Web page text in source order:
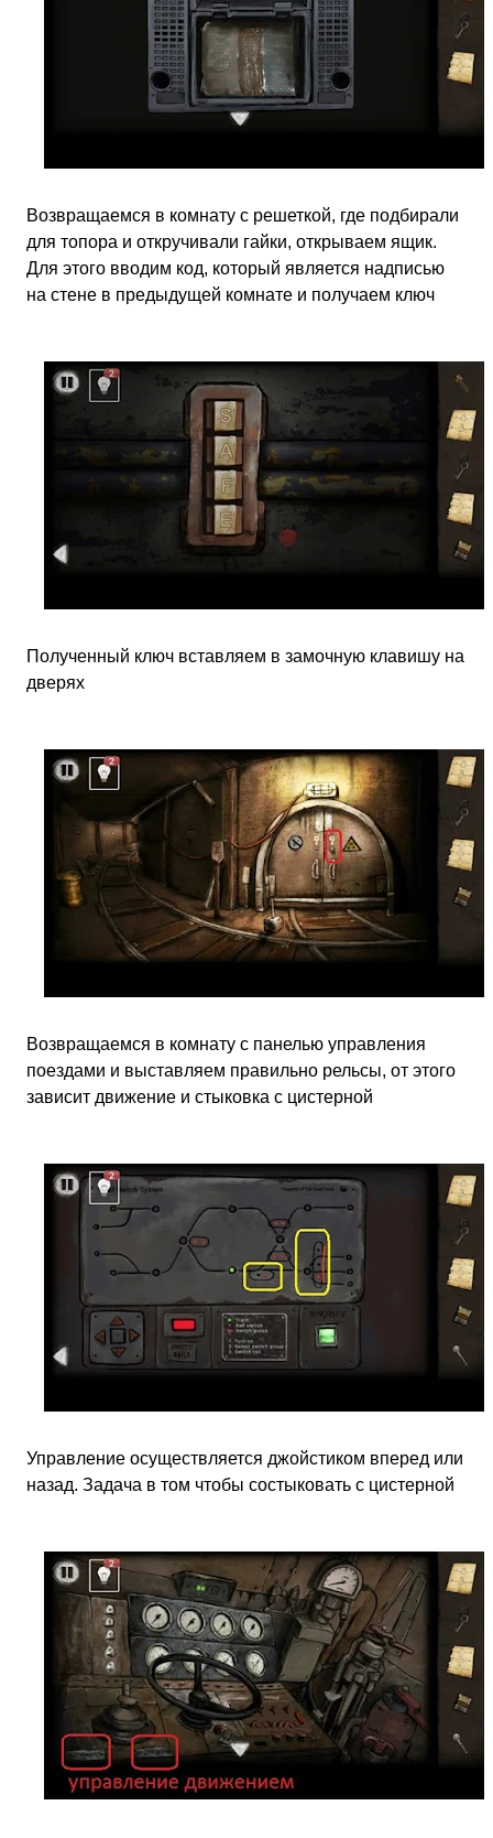
Возвращаемся в комнату с решеткой, где подбирали
для топора и откручивали гайки, открываем ящик.
Для этого вводим код, который является надписью
на стене в предыдущей комнате и получаем ключ
Полученный ключ вставляем в замочную клавишу на
дверях
Возвращаемся в комнату с панелью управления
поездами и выставляем правильно рельсы, от этого
зависит движение и стыковка с цистерной
Управление осуществляется джойстиком вперед или
назад. Задача в том чтобы состыковать с цистерной